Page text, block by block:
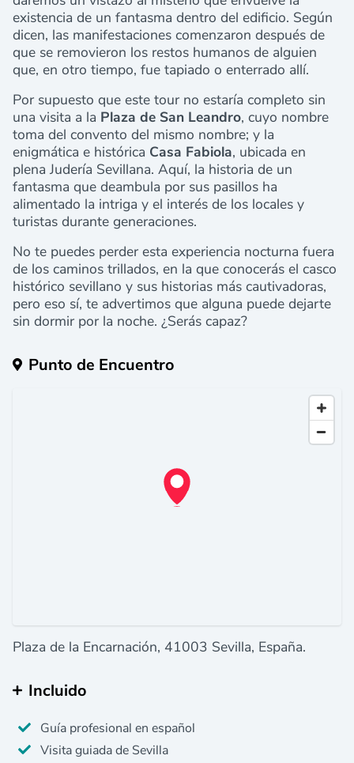
existencia de un fantasma dentro del edificio. Según
dicen, las manifestaciones comenzaron después de
que se removieron los restos humanos de alguien
que, en otro tiempo, fue tapiado o enterrado allí.
Por supuesto que este tour no estaría completo sin
una visita a la Plaza de San Leandro, cuyo nombre
toma del convento del mismo nombre; y la
enigmática e histórica Casa Fabiola, ubicada en
plena Judería Sevillana. Aquí, la historia de un
fantasma que deambula por sus pasillos ha
alimentado la intriga y el interés de los locales y
turistas durante generaciones.
No te puedes perder esta experiencia nocturna fuera
de los caminos trillados, en la que conocerás el casco
histórico sevillano y sus historias más cautivadoras,
pero eso sí, te advertimos que alguna puede dejarte
sin dormir por la noche. ¿Serás capaz?
Punto de Encuentro
Plaza de la Encarnación, 41003 Sevilla, España.
Incluido
Guía profesional en español
Visita guiada de Sevilla